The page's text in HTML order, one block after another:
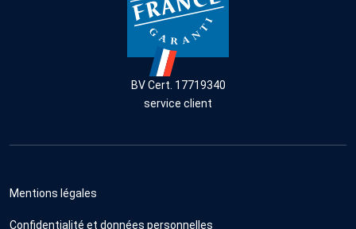
BV Cert. 17719340
service client
Mentions légales
Confidentialité et données personnelles